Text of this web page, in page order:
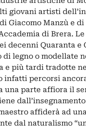
giovani artisti
Giacomo Manzù e
di Brera.
decenni Quaranta e
legno o modellate
e più tardi tradotte
infatti percorsi
una parte affiora il
affiderà ad
dal naturalismo